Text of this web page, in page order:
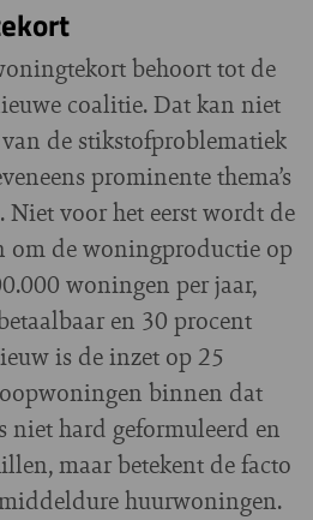
behoort tot de
coalitie. Dat kan niet
de stikstofproblematiek
prominente thema’s
Niet voor het eerst wordt de
om de woningproductie op
woningen per jaar,
en 30 procent
is de inzet op 25
binnen dat
niet hard geformuleerd en
maar betekent de facto
huurwoningen.